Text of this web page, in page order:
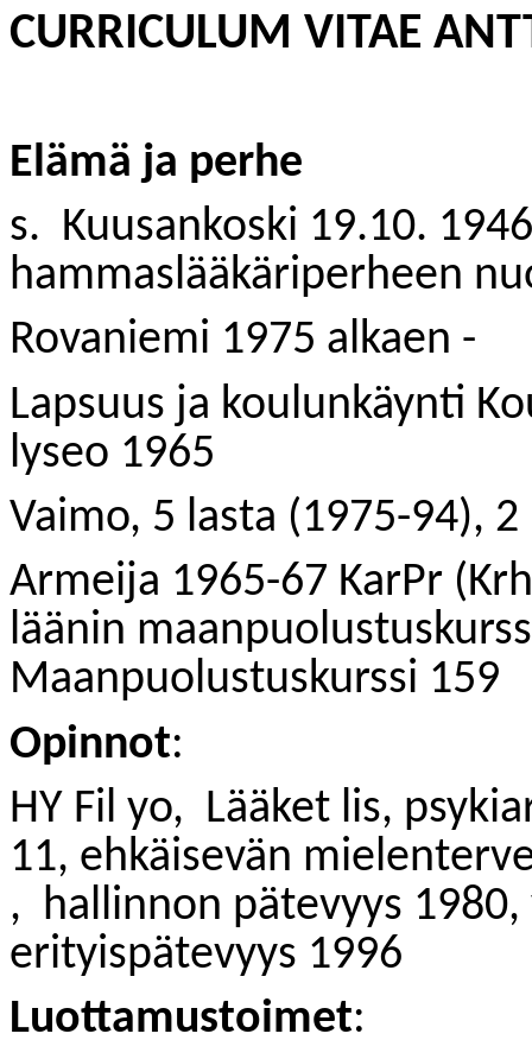
CURRICULUM VITAE
Elämä ja perhe
s. Kuusankoski 19.10.
hammaslääkäriperheen
Rovaniemi 1975 alkaen -
Lapsuus ja koulunkäynti
lyseo 1965
Vaimo, 5 lasta (1975-94),
Armeija 1965-67 KarPr
läänin
Maanpuolustuskurssi 159
Opinnot:
HY Fil yo, Lääket lis,
11, ehkäisevän
, hallinnon pätevyys
erityispätevyys 1996
Luottamustoimet: